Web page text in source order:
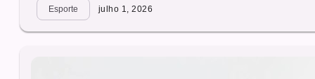
Esporte julho 1, 2026